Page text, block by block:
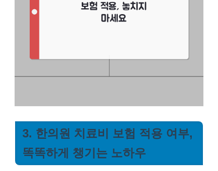
3. 한의원 치료비 보험 적용 여부,
똑똑하게 챙기는 노하우